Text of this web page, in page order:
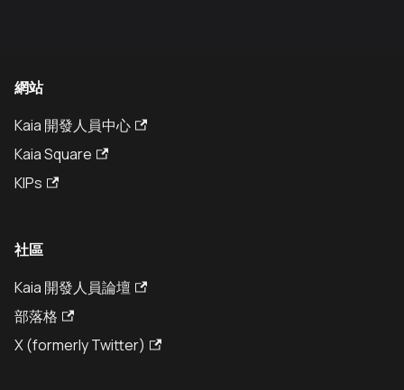
網站
Kaia 開發人員中心
Kaia Square
KIPs
社區
Kaia 開發人員論壇
部落格
X (formerly Twitter)